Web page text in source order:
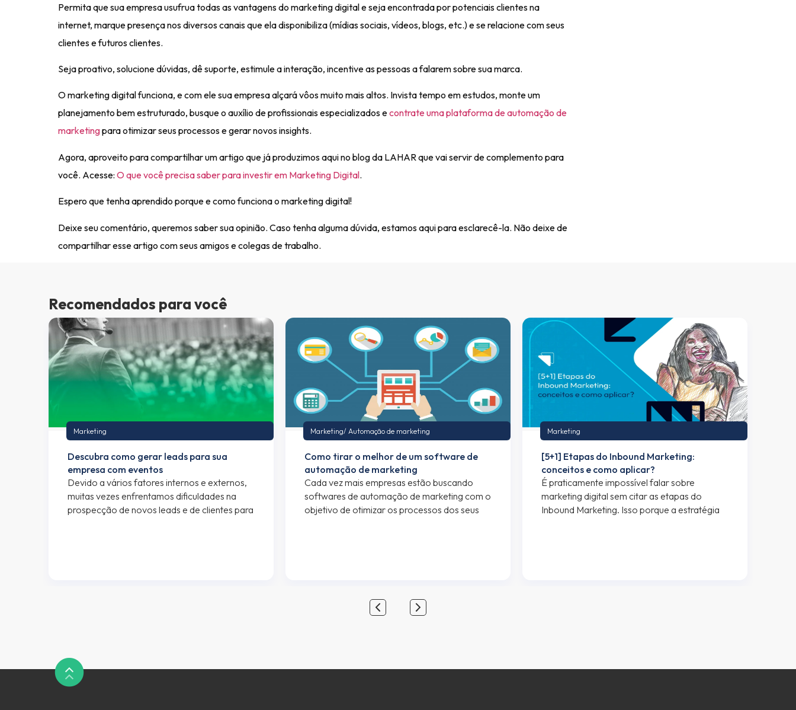
Permita que sua empresa usufrua todas as vantagens do marketing digital e seja encontrada por potenciais clientes na
internet, marque presença nos diversos canais que ela disponibiliza (mídias sociais, vídeos, blogs, etc.) e se relacione com seus
clientes e futuros clientes.
Seja proativo, solucione dúvidas, dê suporte, estimule a interação, incentive as pessoas a falarem sobre sua marca.
Omarketing digital funciona, e com ele sua empresa alçará vôos muito mais altos. Invista tempo em estudos, monte um
planejamento bem estruturado, busque o auxílio de profissionais especializados econtrate uma plataforma de automação de
marketingpara otimizar seus processos e gerar novos insights.
Agora, aproveito para compartilhar um artigo que já produzimos aqui no blog da LAHAR que vai servir de complemento para
você. Acesse: O que você precisa saber para investir em Marketing Digital.
Espero que tenha aprendido porque e como funciona o marketing digital!
Deixe seu comentário, queremos saber sua opinião. Caso tenha alguma dúvida, estamos aqui para esclarecê-la. Não deixe de
compartilhar esse artigo com seus amigos e colegas de trabalho.
Recomendados para você
Marketing
Descubra como gerar leads para sua
empresa com eventos
Devido a vários fatores internos e externos,
muitas vezes enfrentamos dificuldades na
prospecção de novos leads e de clientes para
Marketing/ Automação de marketing
Como tirar o melhor de um software de
automação de marketing
Cada vez mais empresas estão buscando
softwares de automação de marketing com o
objetivo de otimizar os processos dos seus
Marketing
[5+1] Etapas do Inbound Marketing:
conceitos e como aplicar?
É praticamente impossível falar sobre
marketing digital sem citar as etapas do
Inbound Marketing. Isso porque a estratégia